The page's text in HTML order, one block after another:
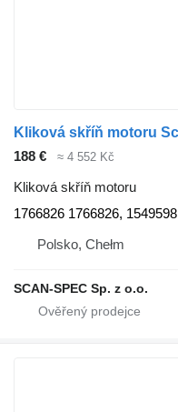
188 € ≈ 4 552 Kč
Kliková skříň motoru
1766826 1766826, 1549598
Polsko, Chełm
SCAN-SPEC Sp. z o.o.